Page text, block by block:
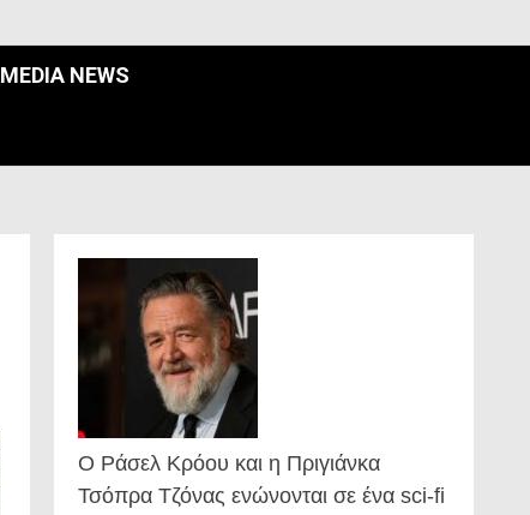
MEDIA NEWS
Ο Ράσελ Κρόου και η Πριγιάνκα
Τσόπρα Τζόνας ενώνονται σε ένα sci-fi